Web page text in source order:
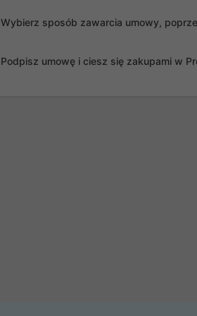
Wybierz sposób zawarcia umowy,
Podpisz umowę i ciesz się zakupami w